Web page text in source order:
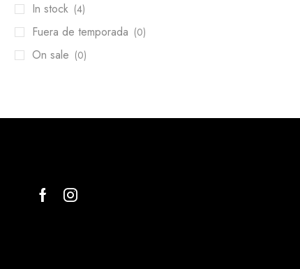
In stock (4)
Fuera de temporada (0)
On sale (0)